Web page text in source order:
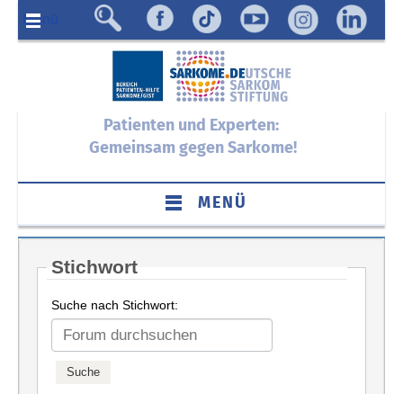
Menü
Patienten und Experten:
Gemeinsam gegen Sarkome!
MENÜ
Stichwort
Suche nach Stichwort: